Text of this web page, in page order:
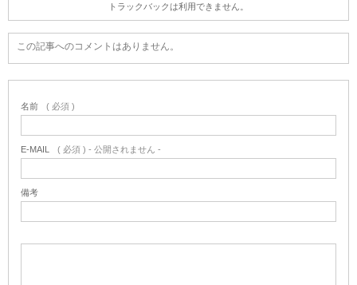
トラックバックは利用できません。
この記事へのコメントはありません。
名前 ( 必須 )
E-MAIL ( 必須 ) - 公開されません -
備考